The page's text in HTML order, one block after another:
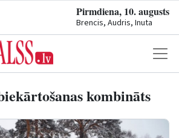
Pirmdiena, 10. augusts
Brencis, Audris, Inuta
kombināts